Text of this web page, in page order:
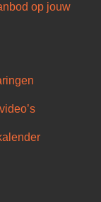
op jouw